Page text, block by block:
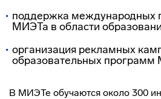
поддержка международных
МИЭТа в области
организация рекламных
образовательных
В МИЭТе обучаются около 300